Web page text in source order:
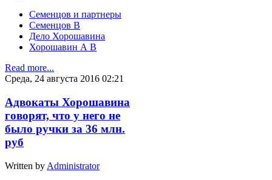
Семенцов и партнеры
Семенцов В
Дело Хорошавина
Хорошавин А В
Read more...
Среда, 24 августа 2016 02:21
Адвокаты Хорошавина
говорят, что у него не
было ручки за 36 млн.
руб
Written by Administrator